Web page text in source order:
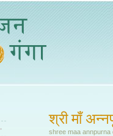
श्री माँ
shree maa annpurna